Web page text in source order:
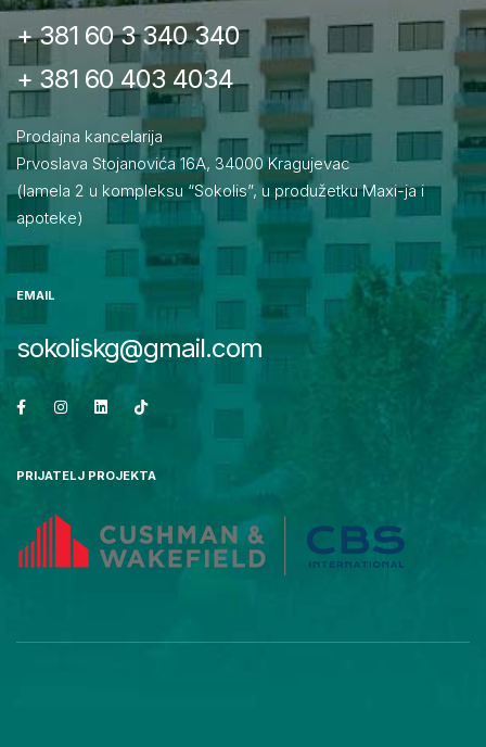
+ 381 60 3 340 340
+ 381 60 403 4034
Prodajna kancelarija
Prvoslava Stojanovića 16A, 34000 Kragujevac
(lamela 2 u kompleksu “Sokolis”, u produžetku Maxi-ja i
apoteke)
EMAIL
sokoliskg@gmail.com
PRIJATELJ PROJEKTA